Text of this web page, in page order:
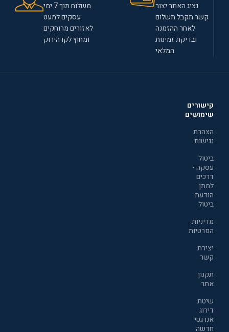
נציג האתר יצור
קשר תקבל תשלום
לאחר ההזמנה
ובדיקת זמינות
המלאי
משלוח תוך 7 ימי
עסקים למעט
לאזורים מרוחקים
ומחוץ לקו הירוק
קישורים
שימושים
הצהרת
נגישות
ביטול
עסקה -
דרכים
למתן
הודעת
ביטול
מדיניות
הפרטיות
יצירת
קשר
תקנון
אתר
שיטת
דירוג
אנרגטי
חדשה